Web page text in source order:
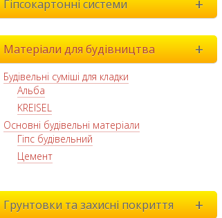
Гіпсокартонні системи
Матеріали для будівництва +
Будівельні суміші для кладки
Альба
KREISEL
Основні будівельні матеріали
Гіпс будівельний
Цемент
Грунтовки та захисні покриття +